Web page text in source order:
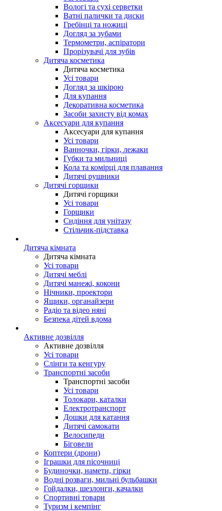
Вологі та сухі серветки
Ватні палички та диски
Гребінці та ножиці
Догляд за зубами
Термометри, аспіратори
Прорізувачі для зубів
Дитяча косметика
Дитяча косметика
Усі товари
Догляд за шкірою
Для купання
Декоративна косметика
Засоби захисту від комах
Аксесуари для купання
Аксесуари для купання
Усі товари
Ванночки, гірки, лежаки
Губки та мильниці
Кола та комірці для плавання
Дитячі рушники
Дитячі горщики
Дитячі горщики
Усі товари
Горщики
Сидіння для унітазу
Стільчик-підставка
Дитяча кімната
Дитяча кімната
Усі товари
Дитячі меблі
Дитячі манежі, кокони
Нічники, проектори
Ящики, органайзери
Радіо та відео няні
Безпека дітей вдома
Активне дозвілля
Активне дозвілля
Усі товари
Слінги та кенгуру
Транспортні засоби
Транспортні засоби
Усі товари
Толокари, каталки
Електротранспорт
Дошки для катання
Дитячі самокати
Велосипеди
Біговели
Коптери (дрони)
Іграшки для пісочниці
Будиночки, намети, гірки
Водні розваги, мильні бульбашки
Гойдалки, шезлонги, качалки
Спортивні товари
Туризм і кемпінг